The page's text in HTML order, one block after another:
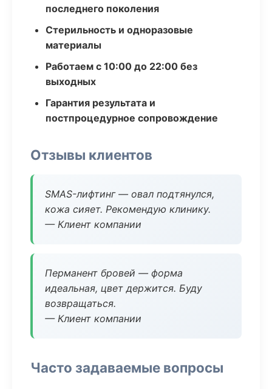
последнего поколения
Стерильность и одноразовые
материалы
Работаем с 10:00 до 22:00 без
выходных
Гарантия результата и
постпроцедурное сопровождение
Отзывы клиентов
SMAS-лифтинг — овал подтянулся,
кожа сияет. Рекомендую клинику.
— Клиент компании
Перманент бровей — форма
идеальная, цвет держится. Буду
возвращаться.
— Клиент компании
Часто задаваемые вопросы